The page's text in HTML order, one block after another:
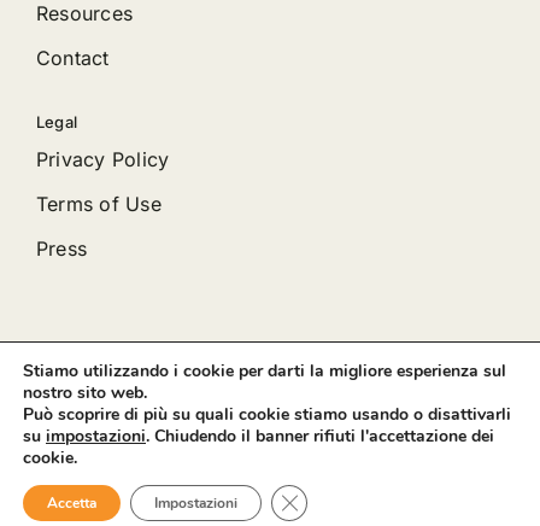
Resources
Contact
Legal
Privacy Policy
Terms of Use
Press
© 2012 - 2026 •Avadais aWebsite BuilderforWordPress
eCommerce
• All Rights Reserved • Developed by
ThemeFusion
Stiamo utilizzando i cookie per darti la migliore esperienza sul
nostro sito web.
Può scoprire di più su quali cookie stiamo usando o disattivarli
su impostazioni. Chiudendo il banner rifiuti l'accettazione dei
cookie.
Accetta Impostazioni Close GDPR Cookie Banner